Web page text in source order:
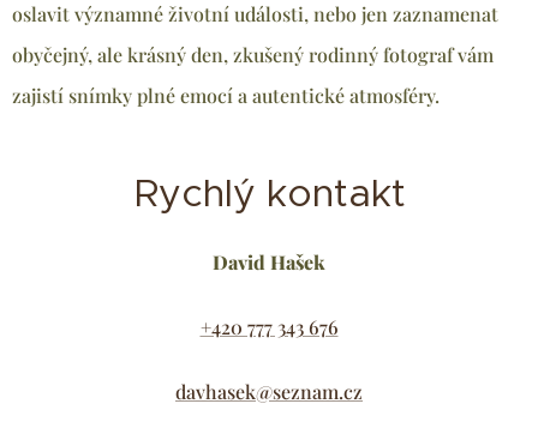
oslavit významné životní události, nebo jen zaznamenat
obyčejný, ale krásný den, zkušený rodinný fotograf vám
zajistí snímky plné emocí a autentické atmosféry.
Rychlý kontakt
David Hašek
+420 777 343 676
davhasek@seznam.cz